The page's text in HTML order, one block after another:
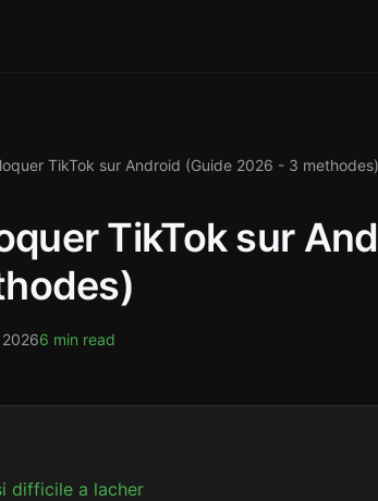
TikTok sur Android (Guide 2026 - 3 methodes)
TikTok sur
6 min read
difficile a lacher